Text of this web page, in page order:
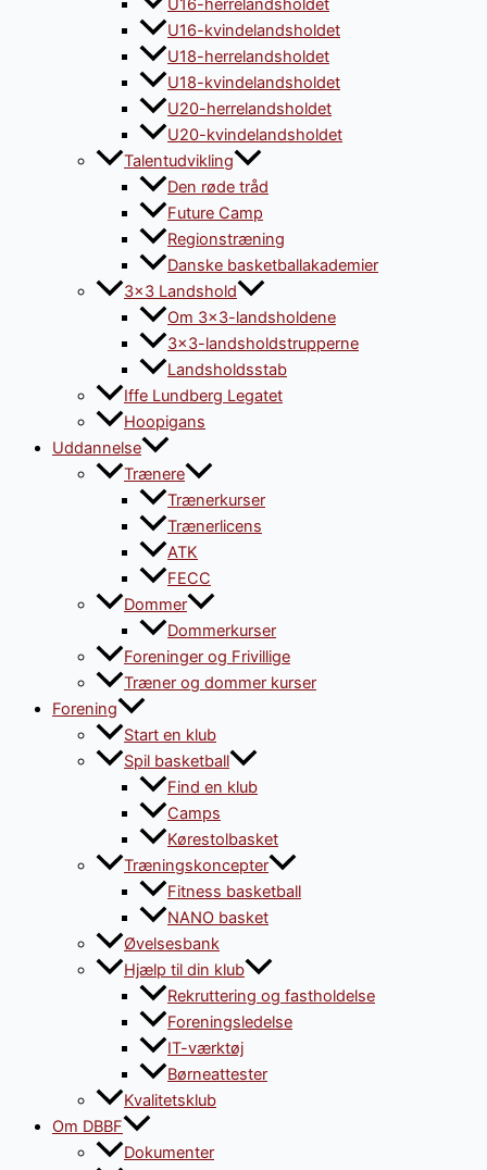
U16-herrelandsholdet
U16-kvindelandsholdet
U18-herrelandsholdet
U18-kvindelandsholdet
U20-herrelandsholdet
U20-kvindelandsholdet
Talentudvikling
Den røde tråd
Future Camp
Regionstræning
Danske basketballakademier
3×3 Landshold
Om 3×3-landsholdene
3×3-landsholdstrupperne
Landsholdsstab
Iffe Lundberg Legatet
Hoopigans
Uddannelse
Trænere
Trænerkurser
Trænerlicens
ATK
FECC
Dommer
Dommerkurser
Foreninger og Frivillige
Træner og dommer kurser
Forening
Start en klub
Spil basketball
Find en klub
Camps
Kørestolbasket
Træningskoncepter
Fitness basketball
NANO basket
Øvelsesbank
Hjælp til din klub
Rekruttering og fastholdelse
Foreningsledelse
IT-værktøj
Børneattester
Kvalitetsklub
Om DBBF
Dokumenter